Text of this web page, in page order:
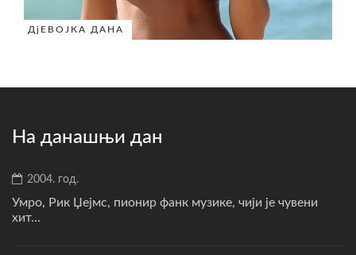
ДјЕВОЈКА ДАНА
На данашњи дан
2004. год.
Умро, Рик Џејмс, пионир фанк музике, чији је чувени
хит...